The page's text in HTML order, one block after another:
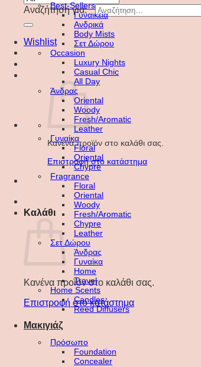
Αναζήτηση για:
Wishlist
Κανένα προϊόν στο καλάθι σας.
Επιστροφή στο κατάστημα
Καλάθι
Κανένα προϊόν στο καλάθι σας.
Επιστροφή στο κατάστημα
Best-Sellers
Γυναικεία
Ανδρικά
Body Mists
Σετ Δώρου
Occasion
Luxury Nights
Casual Chic
All Day
Άνδρας
Oriental
Woody
Fresh/Aromatic
Leather
Γυναίκα
Floral
Oriental
Chypre
Fragrance
Floral
Oriental
Woody
Fresh/Aromatic
Chypre
Leather
Σετ Δώρου
Άνδρας
Γυναίκα
Home
Travel
Home Scents
Candles
Reed Diffusers
Μακιγιάζ
Πρόσωπο
Foundation
Concealer